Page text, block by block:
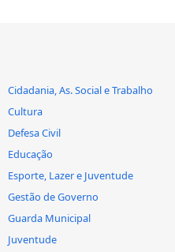
Cidadania, As. Social e Trabalho
Cultura
Defesa Civil
Educação
Esporte, Lazer e Juventude
Gestão de Governo
Guarda Municipal
Juventude